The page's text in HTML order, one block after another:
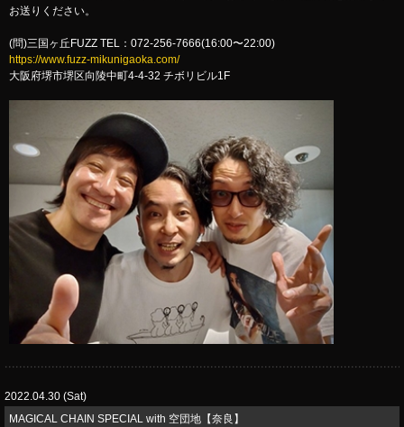
お送りください。
(問)三国ヶ丘FUZZ TEL：072-256-7666(16:00〜22:00)
https://www.fuzz-mikunigaoka.com/
大阪府堺市堺区向陵中町4-4-32 チボリビル1F
2022.04.30 (Sat)
​MAGICAL CHAIN SPECIAL with 空団地【奈良】